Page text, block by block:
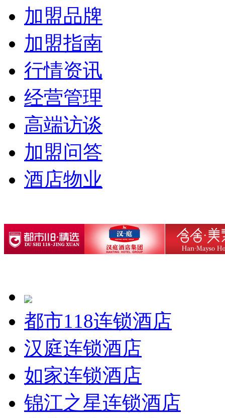
加盟品牌
加盟指南
行情资讯
经营管理
高端访谈
加盟问答
酒店物业
都市118连锁酒店
汉庭连锁酒店
如家连锁酒店
锦江之星连锁酒店